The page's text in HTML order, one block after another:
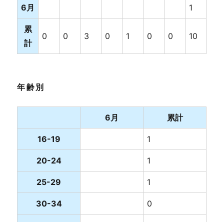
6月 1
累
計
0 0 3 0 1 0 0 10
年齢別
6月 累計
16-19 1
20-24 1
25-29 1
30-34 0